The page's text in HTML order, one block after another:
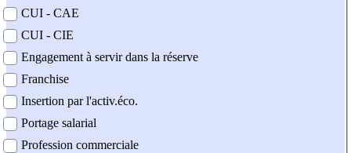
CUI - CAE
CUI - CIE
Engagement à servir dans la réserve
Franchise
Insertion par l'activ.éco.
Portage salarial
Profession commerciale